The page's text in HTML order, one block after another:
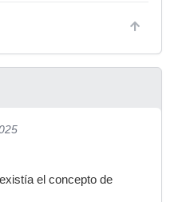
el concepto de